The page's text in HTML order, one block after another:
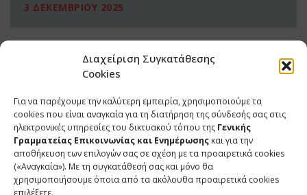
Διαχείριση Συγκατάθεσης
Cookies
Για να παρέχουμε την καλύτερη εμπειρία, χρησιμοποιούμε τα
cookies που είναι αναγκαία για τη διατήρηση της σύνδεσής σας στις
ηλεκτρονικές υπηρεσίες του δικτυακού τόπου της Γενικής
Γραμματείας Επικοινωνίας και Ενημέρωσης και για την
αποθήκευση των επιλογών σας σε σχέση με τα προαιρετικά cookies
(«Αναγκαία»). Με τη συγκατάθεσή σας και μόνο θα
χρησιμοποιήσουμε όποια από τα ακόλουθα προαιρετικά cookies
επιλέξετε.
3 ΔΕΚΕΜΒΡΙΟΥ 2025
ΕΠΙΚΟΙΝΩΝΙΑ